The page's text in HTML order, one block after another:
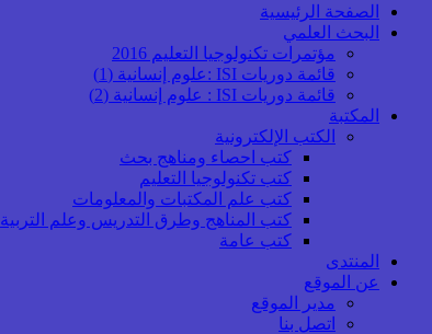
الصفحة الرئيسية
البحث العلمي
مؤتمرات تكنولوجيا التعليم 2016
قائمة دوريات ISI :علوم إنسانية (1)
قائمة دوريات ISI : علوم إنسانية (2)
المكتبة
الكتب الإلكترونية
كتب احصاء ومناهج بحث
كتب تكنولوجيا التعليم
كتب علم المكتبات والمعلومات
كتب المناهج وطرق التدريس وعلم التربية
كتب عامة
المنتدى
عن الموقع
مدير الموقع
اتصل بنا